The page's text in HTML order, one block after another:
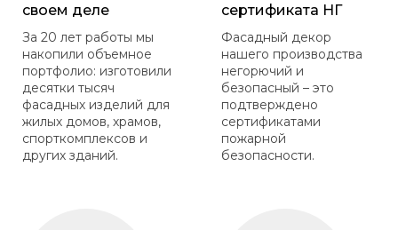
своем деле
За 20 лет работы мы
накопили объемное
портфолио: изготовили
десятки тысяч
фасадных изделий для
жилых домов, храмов,
спорткомплексов и
других зданий.
сертификата НГ
Фасадный декор
нашего производства
негорючий и
безопасный – это
подтверждено
сертификатами
пожарной
безопасности.